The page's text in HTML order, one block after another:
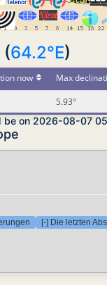
(64.2°E)
now Max
5.93°
on 2026-08-07
[-] Die letzten